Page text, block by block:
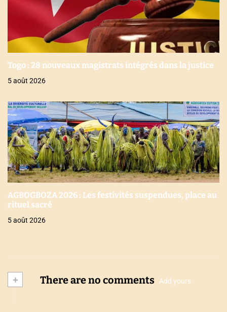
Togo : 28 nouveaux magistrats intégrés dans la justice
5 août 2026
AGBOGBOZA 2026 : Les festivités suspendues, place au
rituel sacré
5 août 2026
+ There are no comments Add yours